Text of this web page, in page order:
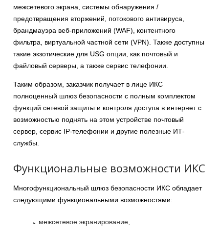
межсетевого экрана, системы обнаружения /
предотвращения вторжений, потокового антивируса,
брандмауэра веб-приложений (WAF), контентного
фильтра, виртуальной частной сети (VPN). Также доступны
такие экзотические для USG опции, как почтовый и
файловый серверы, а также сервис телефонии.
Таким образом, заказчик получает в лице ИКС
полноценный шлюз безопасности с полным комплектом
функций сетевой защиты и контроля доступа в интернет с
возможностью поднять на этом устройстве почтовый
сервер, сервис IP-телефонии и другие полезные ИТ-
службы.
Функциональные возможности ИКС
Многофункциональный шлюз безопасности ИКС обладает
следующими функциональными возможностями:
межсетевое экранирование,